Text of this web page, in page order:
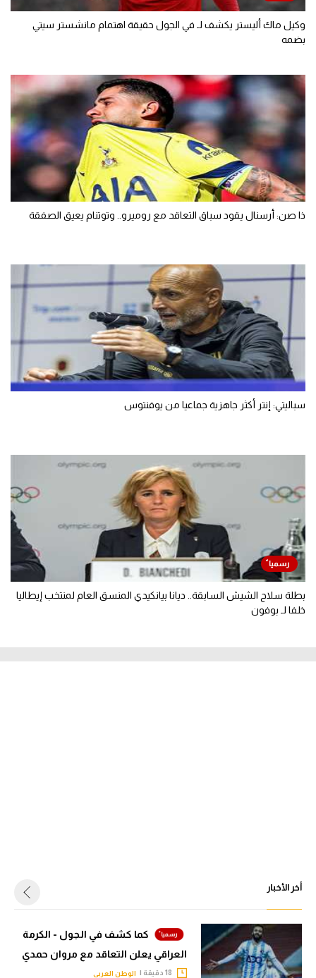
وكيل ماك أليستر يكشف لـ في الجول حقيقة اهتمام مانشستر سيتي
بضمه
ذا صن: أرسنال يقود سباق التعاقد مع روميرو.. وتوتنام يعيق الصفقة
سباليتي: إنتر أكثر جاهزية جماعيا من يوفنتوس
بطلة سلاح الشيش السابقة.. ديانا بيانكيدي المنسق العام لمنتخب إيطاليا
خلفا لـ بوفون
أخر الأخبار
كما كشف في الجول - الكرمة
العراقي يعلن التعاقد مع مروان حمدي
الوطن العربي